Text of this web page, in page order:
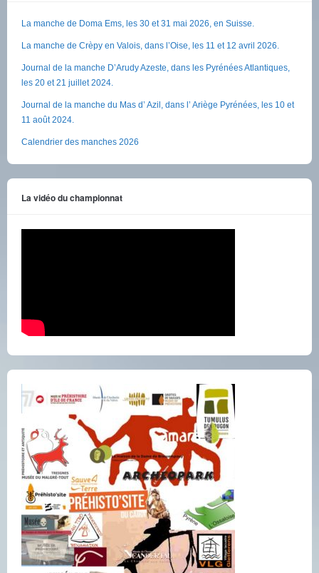
La manche de Doma Ems, les 30 et 31 mai 2026, en Suisse.
La manche de Crèpy en Valois, dans l’Oise, les 11 et 12 avril 2026.
Journal de la manche D’Arudy Azeste, dans les Pyrénées Atlantiques,
les 20 et 21 juillet 2024.
Journal de la manche du Mas d’ Azil, dans l’ Ariège Pyrénées, les 10 et
11 août 2024.
Calendrier des manches 2026
La vidéo du championnat